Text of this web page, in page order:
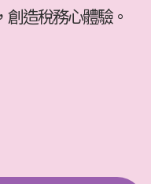
造稅務心體驗。